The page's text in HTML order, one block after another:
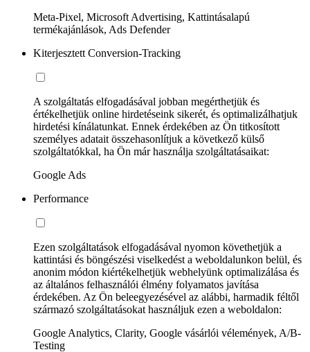
Meta-Pixel, Microsoft Advertising, Kattintásalapú
termékajánlások, Ads Defender
Kiterjesztett Conversion-Tracking
A szolgáltatás elfogadásával jobban megérthetjük és
értékelhetjük online hirdetéseink sikerét, és optimalizálhatjuk
hirdetési kínálatunkat. Ennek érdekében az Ön titkosított
személyes adatait összehasonlítjuk a következő külső
szolgáltatókkal, ha Ön már használja szolgáltatásaikat:
Google Ads
Performance
Ezen szolgáltatások elfogadásával nyomon követhetjük a
kattintási és böngészési viselkedést a weboldalunkon belül, és
anonim módon kiértékelhetjük webhelyünk optimalizálása és
az általános felhasználói élmény folyamatos javítása
érdekében. Az Ön beleegyezésével az alábbi, harmadik féltől
származó szolgáltatásokat használjuk ezen a weboldalon:
Google Analytics, Clarity, Google vásárlói vélemények, A/B-
Testing